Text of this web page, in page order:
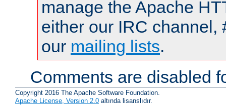
manage the Apache
either our IRC channel,
our mailing lists.
Comments are disabled
Copyright 2016 The Apache Software Foundation.
Apache License, Version 2.0 altında lisanslıdır.